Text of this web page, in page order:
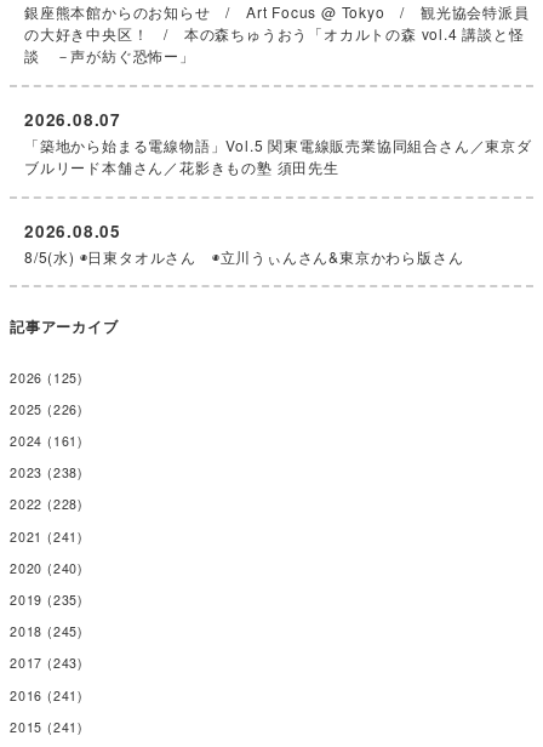
銀座熊本館からのお知らせ / Art Focus @ Tokyo / 観光協会特派員
の大好き中央区！ / 本の森ちゅうおう「オカルトの森 vol.4 講談と怪
談 －声が紡ぐ恐怖ー」
「築地から始まる電線物語」Vol.5 関東電線販売業協同組合さん／東京ダ
ブルリード本舗さん／花影きもの塾 須田先生
2026.08.07
8/5(水) ◉日東タオルさん ◉立川うぃんさん&東京かわら版さん
2026.08.05
記事アーカイブ
2026 (125)
2025 (226)
2024 (161)
2023 (238)
2022 (228)
2021 (241)
2020 (240)
2019 (235)
2018 (245)
2017 (243)
2016 (241)
2015 (241)